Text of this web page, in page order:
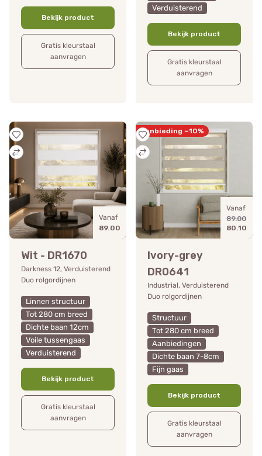
Bekijk product
Gratis kleurstaal
aanvragen
Verduisterend
Bekijk product
Gratis kleurstaal
aanvragen
Vanaf
89.00
Wit - DR1670
Darkness 12, Verduisterend
Duo rolgordijnen
Linnen structuur
Tot 280 cm breed
Dichte baan 12cm
Voile tussengaas
Verduisterend
Bekijk product
Gratis kleurstaal
aanvragen
Vanaf
89.00
80.10
Aanbieding −10%
Ivory-grey
DR0641
Industrial, Verduisterend
Duo rolgordijnen
Structuur
Tot 280 cm breed
Aanbiedingen
Dichte baan 7-8cm
Fijn gaas
Bekijk product
Gratis kleurstaal
aanvragen